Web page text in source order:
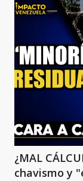
¿MAL
chavismo y